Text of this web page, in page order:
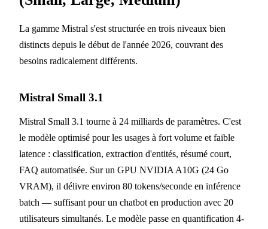
La gamme Mistral s'est structurée en trois niveaux bien
distincts depuis le début de l'année 2026, couvrant des
besoins radicalement différents.
Mistral Small 3.1
Mistral Small 3.1 tourne à 24 milliards de paramètres. C'est
le modèle optimisé pour les usages à fort volume et faible
latence : classification, extraction d'entités, résumé court,
FAQ automatisée. Sur un GPU NVIDIA A10G (24 Go
VRAM), il délivre environ 80 tokens/seconde en inférence
batch — suffisant pour un chatbot en production avec 20
utilisateurs simultanés. Le modèle passe en quantification 4-